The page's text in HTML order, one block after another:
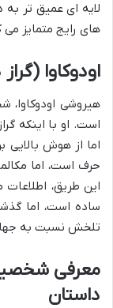
لایه ای عمیق تر
های رایج متمایز می
اودوکاوا
هیروشی
است. او با اینکه
اما از هوش بالایی
حرف است، اما
این طریق،
ساده است، اما
تلخش نسبت به
معرفی
داستان